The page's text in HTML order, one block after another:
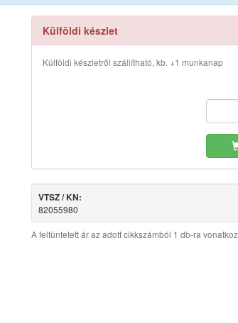
Külföldi készlet
Külföldi készletről szállítható, kb. +1 munkanap
VTSZ / KN:
82055980
A feltüntetett ár az adott cikkszámból 1 db-ra